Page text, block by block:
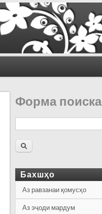
Форма поиска
Бахшҳо
Аз равзанаи қомусҳо
Аз эҷоди мардум